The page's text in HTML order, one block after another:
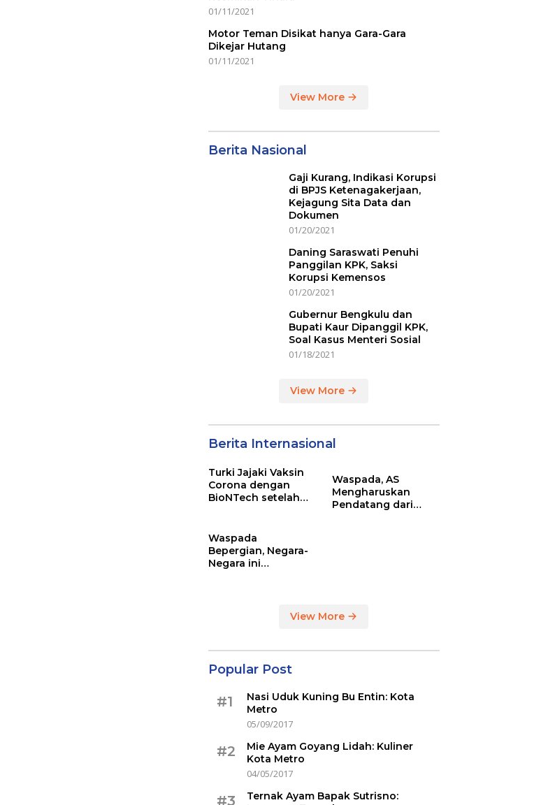
01/11/2021
Motor Teman Disikat hanya Gara-Gara
Dikejar Hutang
01/11/2021
View More
Berita Nasional
Gaji Kurang, Indikasi Korupsi
di BPJS Ketenagakerjaan,
Kejagung Sita Data dan
Dokumen
01/20/2021
Daning Saraswati Penuhi
Panggilan KPK, Saksi
Korupsi Kemensos
01/20/2021
Gubernur Bengkulu dan
Bupati Kaur Dipanggil KPK,
Soal Kasus Menteri Sosial
01/18/2021
View More
Berita Internasional
Turki Jajaki Vaksin
Corona dengan
BioNTech setelah
Waspada, AS
Mengharuskan
Pendatang dari
Waspada
Bepergian, Negara-
Negara ini
View More
Popular Post
#1
Nasi Uduk Kuning Bu Entin: Kota
Metro
05/09/2017
#2
Mie Ayam Goyang Lidah: Kuliner
Kota Metro
04/05/2017
#3
Ternak Ayam Bapak Sutrisno: